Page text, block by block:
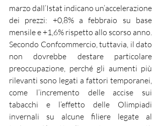
marzo dall’Istat indicano un’accelerazione
dei prezzi: +0,8% a febbraio su base
mensile e +1,6% rispetto allo scorso anno.
Secondo Confcommercio, tuttavia, il dato
non dovrebbe destare particolare
preoccupazione, perché gli aumenti più
rilevanti sono legati a fattori temporanei,
come l’incremento delle accise sui
tabacchi e l’effetto delle Olimpiadi
invernali su alcune filiere legate al